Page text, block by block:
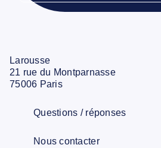
Larousse
21 rue du Montparnasse
75006 Paris
Questions / réponses
Nous contacter